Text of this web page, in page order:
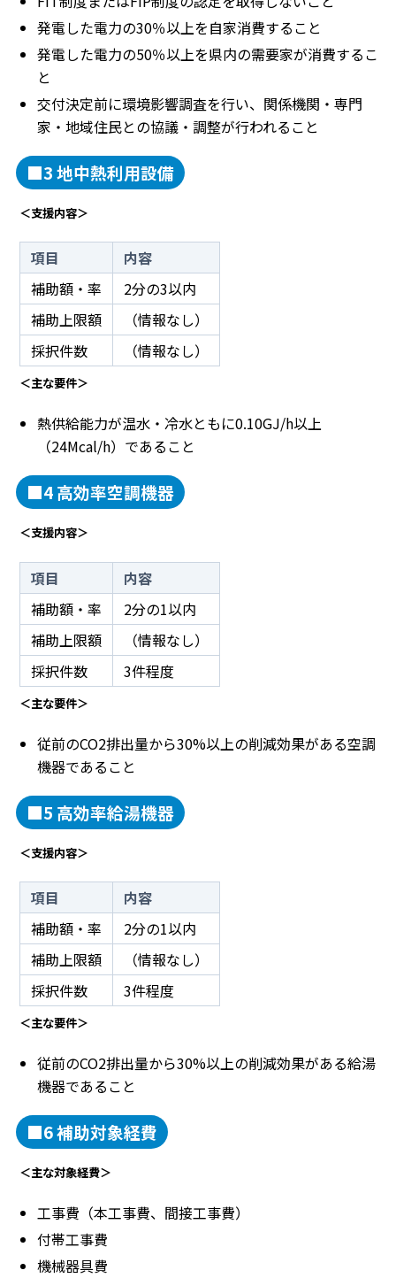
発電した電力の30％以上を自家消費すること
発電した電力の50％以上を県内の需要家が消費するこ
と
交付決定前に環境影響調査を行い、関係機関・専門
家・地域住民との協議・調整が行われること
■3 地中熱利用設備
＜支援内容＞
項目
内容
補助額・率
2分の3以内
補助上限額
（情報なし）
採択件数
（情報なし）
＜主な要件＞
熱供給能力が温水・冷水ともに0.10GJ/h以上
（24Mcal/h）であること
■4 高効率空調機器
＜支援内容＞
項目
内容
補助額・率
2分の1以内
補助上限額
（情報なし）
採択件数
3件程度
＜主な要件＞
従前のCO2排出量から30%以上の削減効果がある空調
機器であること
■5 高効率給湯機器
＜支援内容＞
項目
内容
補助額・率
2分の1以内
補助上限額
（情報なし）
採択件数
3件程度
＜主な要件＞
従前のCO2排出量から30%以上の削減効果がある給湯
機器であること
■6 補助対象経費
＜主な対象経費＞
工事費（本工事費、間接工事費）
付帯工事費
機械器具費